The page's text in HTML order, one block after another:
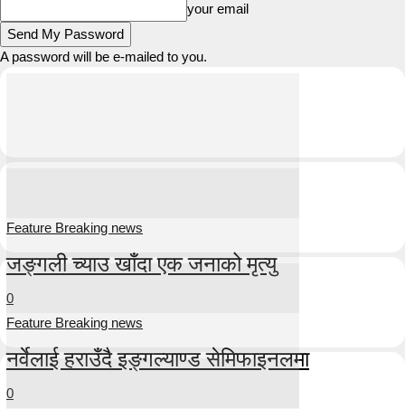
your email
A password will be e-mailed to you.
Feature Breaking news
जङ्गली च्याउ खाँदा एक जनाको मृत्यु
0
Feature Breaking news
नर्वेलाई हराउँदै इङ्गल्याण्ड सेमिफाइनलमा
0